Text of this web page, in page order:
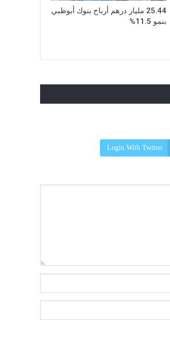
25.44 مليار درهم أرباح بنوك أبوظبي
بنمو 11.5%
Login With Twitter